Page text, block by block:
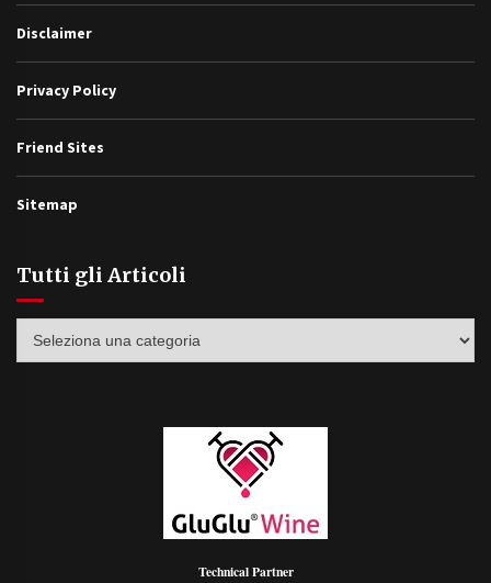
Disclaimer
Privacy Policy
Friend Sites
Sitemap
Tutti gli Articoli
Technical Partner